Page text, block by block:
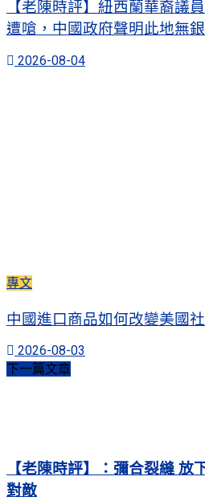
【老陳時評】紐西蘭華裔議
遭嗆，中國政府聲明此地無
2026-08-04
專文
中國進口商品如何改變美國
2026-08-03
下一篇文章
【老陳時評】：彌合裂縫 放
對敵